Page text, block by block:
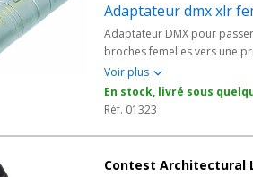
Adaptateur dmx xlr
Adaptateur DMX pour
broches femelles vers une
Voir plus
En stock, livré sous
Réf. 01323
Contest Architectural